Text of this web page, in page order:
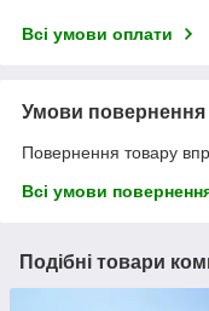
Всі умови оплати
Умови повернення
Повернення товару
Всі умови
Подібні товари